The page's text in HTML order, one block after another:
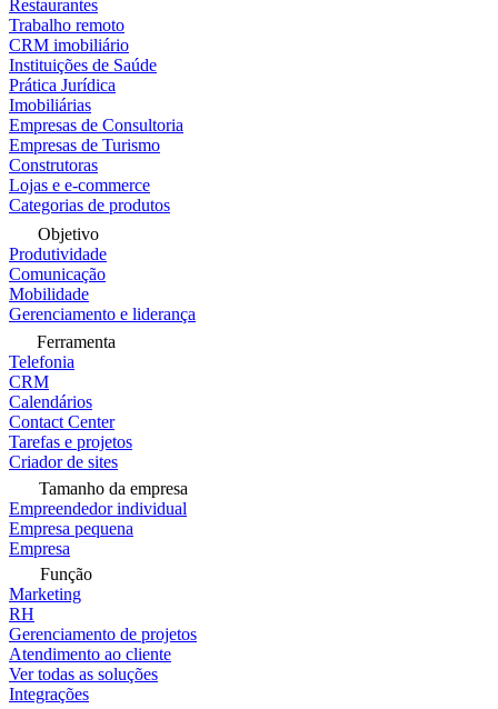
Restaurantes
Trabalho remoto
CRM imobiliário
Instituições de Saúde
Prática Jurídica
Imobiliárias
Empresas de Consultoria
Empresas de Turismo
Construtoras
Lojas e e-commerce
Categorias de produtos
Objetivo
Produtividade
Comunicação
Mobilidade
Gerenciamento e liderança
Ferramenta
Telefonia
CRM
Calendários
Contact Center
Tarefas e projetos
Criador de sites
Tamanho da empresa
Empreendedor individual
Empresa pequena
Empresa
Função
Marketing
RH
Gerenciamento de projetos
Atendimento ao cliente
Ver todas as soluções
Integrações